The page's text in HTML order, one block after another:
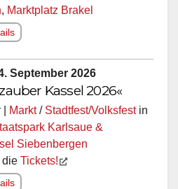
, Marktplatz Brakel
September 2026
Kassel 2026«
Markt/ Stadtfest/Volksfestin
Karlsaue &
Siebenbergen
die Tickets!